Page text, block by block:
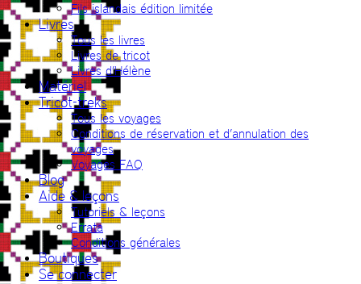
Fils islandais édition limitée
Livres
Tous les livres
Livres de tricot
Livres d’Hélène
Matériel
Tricot-treks
Tous les voyages
Conditions de réservation et d’annulation des
voyages
Voyages FAQ
Blog
Aide & leçons
Tutoriels & leçons
Errata
Conditions générales
Boutiques
Se connecter